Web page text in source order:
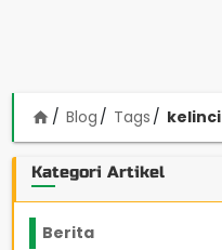
home Blog Tags kelinci
Kategori Artikel
Berita